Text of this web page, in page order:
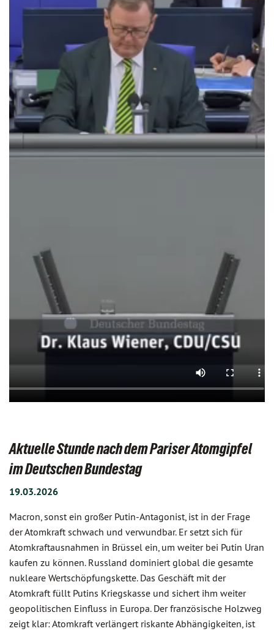
Aktuelle Stunde nach dem Pariser Atomgipfel
im Deutschen Bundestag
19.03.2026
Macron, sonst ein großer Putin-Antagonist, ist in der Frage
der Atomkraft schwach und verwundbar. Er setzt sich für
Atomkraftausnahmen in Brüssel ein, um weiter bei Putin Uran
kaufen zu können. Russland dominiert global die gesamte
nukleare Wertschöpfungskette. Das Geschäft mit der
Atomkraft füllt Putins Kriegskasse und sichert ihm weiter
geopolitischen Einfluss in Europa. Der französische Holzweg
zeigt klar: Atomkraft verlängert riskante Abhängigkeiten, ist